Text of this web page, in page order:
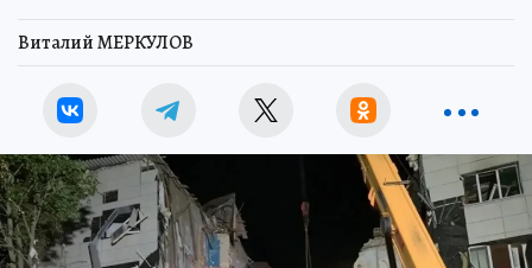
Виталий МЕРКУЛОВ